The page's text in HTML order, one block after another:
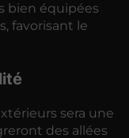
bien équipées
favorisant le
sera une
des allées